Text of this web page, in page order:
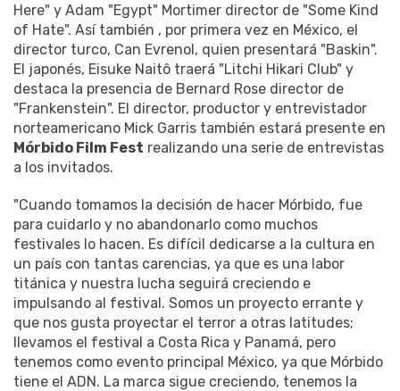
Here" y Adam "Egypt" Mortimer director de "Some Kind
of Hate". Así también , por primera vez en México, el
director turco, Can Evrenol, quien presentará "Baskin".
El japonés, Eisuke Naitô traerá "Litchi Hikari Club" y
destaca la presencia de Bernard Rose director de
"Frankenstein". El director, productor y entrevistador
norteamericano Mick Garris también estará presente en
Mórbido Film Fest realizando una serie de entrevistas
a los invitados.
"Cuando tomamos la decisión de hacer Mórbido, fue
para cuidarlo y no abandonarlo como muchos
festivales lo hacen. Es difícil dedicarse a la cultura en
un país con tantas carencias, ya que es una labor
titánica y nuestra lucha seguirá creciendo e
impulsando al festival. Somos un proyecto errante y
que nos gusta proyectar el terror a otras latitudes;
llevamos el festival a Costa Rica y Panamá, pero
tenemos como evento principal México, ya que Mórbido
tiene el ADN. La marca sigue creciendo, tenemos la